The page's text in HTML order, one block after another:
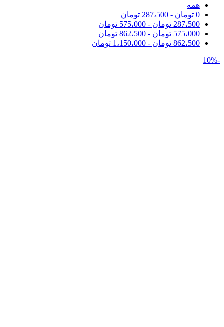
همه
0 تومان - 287،500 تومان
287،500 تومان - 575،000 تومان
575،000 تومان - 862،500 تومان
862،500 تومان - 1،150،000 تومان
-10%